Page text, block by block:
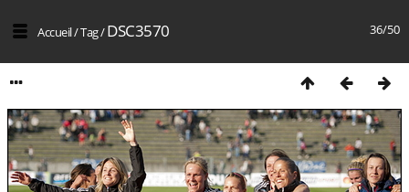
36/50
Accueil/Tag/DSC3570